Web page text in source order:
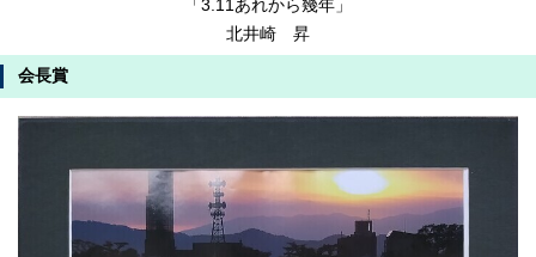
「3.11あれから幾年」
北井崎 昇
会長賞